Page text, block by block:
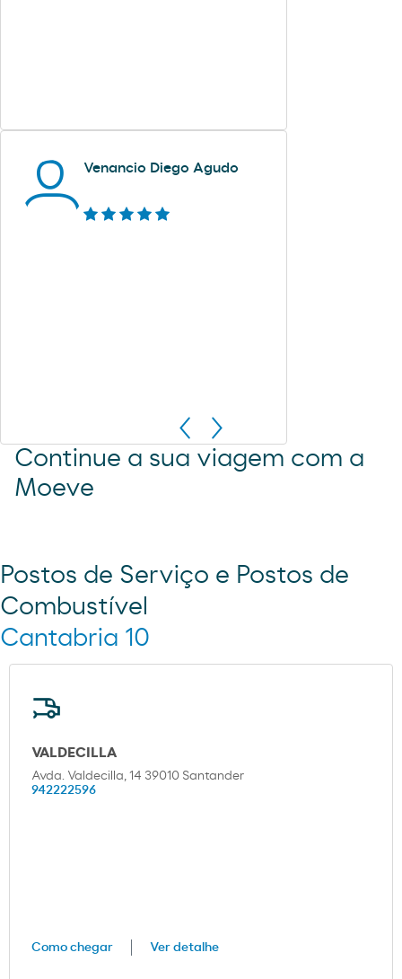
Venancio Diego Agudo
Continue a sua viagem com a
Moeve
Postos de Serviço e Postos de
Combustível
Cantabria 10
VALDECILLA
Avda. Valdecilla, 14 39010 Santander
942222596
Como chegar Ver detalhe